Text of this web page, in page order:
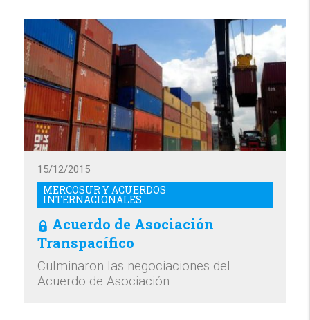
MERCOSUR Y ACUERDOS
INTERNACIONALES
15/12/2015
Acuerdo de Asociación
Transpacífico
Culminaron las negociaciones del
Acuerdo de Asociación…